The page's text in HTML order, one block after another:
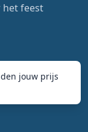
het feest
jouw prijs